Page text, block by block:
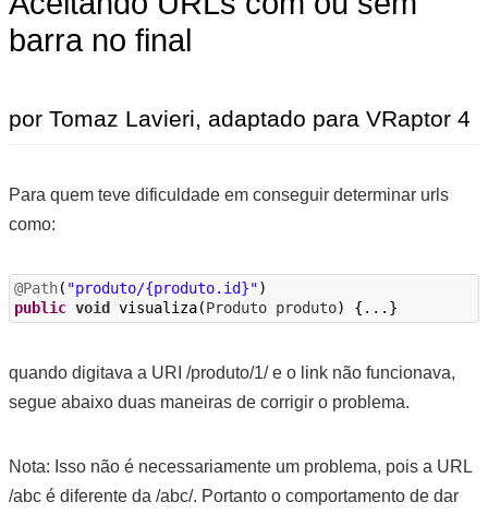
barra no final
por Tomaz Lavieri, adaptado para VRaptor 4
Para quem teve dificuldade em conseguir determinar urls
como:
@Path( "produto/{produto.id}")
public void visualiza(Produto produto) {...}
quando digitava a URI /produto/1/e o link não funcionava,
segue abaixo duas maneiras de corrigir o problema.
Nota: Isso não é necessariamente um problema, pois a URL
/abc é diferente da /abc/. Portanto o comportamento de dar